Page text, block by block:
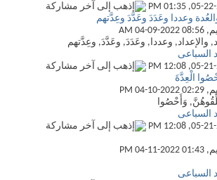
05-
01:35 PM
والعُدة وعددا وعَدَدَ وعَدَّدَ وعِدَّتهم
‏, 04-09-2022 08:56 AM
السباعى
05-
12:08 PM
الْعِدَّةَ
‏, 04-10-2022 02:29 PM
السباعى
05-
12:08 PM
‏, 04-11-2022 01:43 PM
السباعى